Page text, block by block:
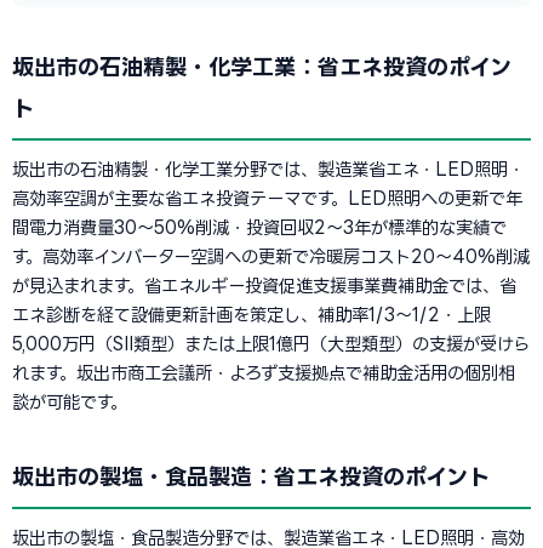
坂出市の石油精製・化学工業：省エネ投資のポイン
ト
坂出市の石油精製・化学工業分野では、製造業省エネ・LED照明・
高効率空調が主要な省エネ投資テーマです。LED照明への更新で年
間電力消費量30〜50%削減・投資回収2〜3年が標準的な実績で
す。高効率インバーター空調への更新で冷暖房コスト20〜40%削減
が見込まれます。省エネルギー投資促進支援事業費補助金では、省
エネ診断を経て設備更新計画を策定し、補助率1/3〜1/2・上限
5,000万円（SII類型）または上限1億円（大型類型）の支援が受けら
れます。坂出市商工会議所・よろず支援拠点で補助金活用の個別相
談が可能です。
坂出市の製塩・食品製造：省エネ投資のポイント
坂出市の製塩・食品製造分野では、製造業省エネ・LED照明・高効